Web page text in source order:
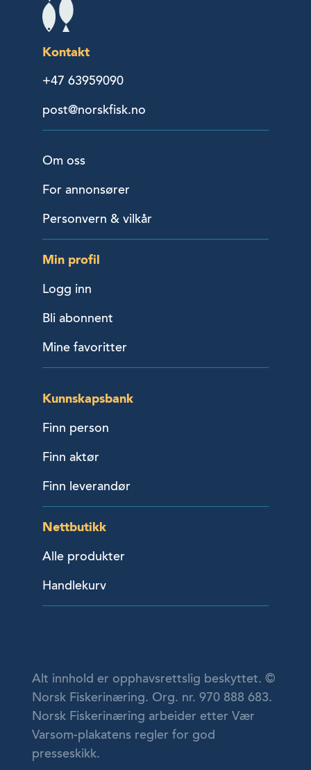
Kontakt
+47 63959090
post@norskfisk.no
Om oss
For annonsører
Personvern & vilkår
Min profil
Logg inn
Bli abonnent
Mine favoritter
Kunnskapsbank
Finn person
Finn aktør
Finn leverandør
Nettbutikk
Alle produkter
Handlekurv
Alt innhold er opphavsrettslig beskyttet. ©
Norsk Fiskerinæring. Org. nr. 970 888 683.
Norsk Fiskerinæring arbeider etter Vær
Varsom-plakatens regler for god
presseskikk.